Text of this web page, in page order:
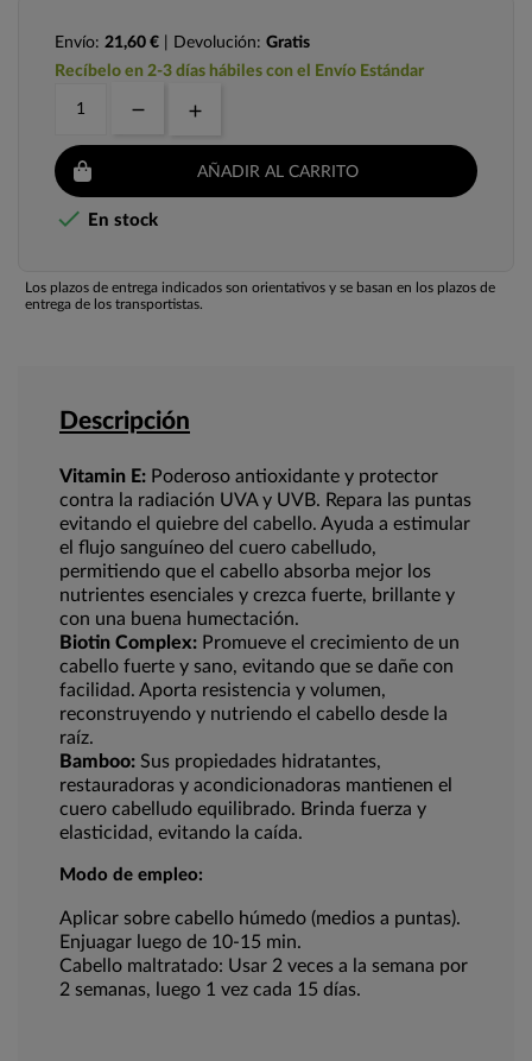
Envío: 21,60 € | Devolución: Gratis
Recíbelo en 2-3 días hábiles con el Envío Estándar
AÑADIR AL CARRITO
 En stock
Los plazos de entrega indicados son orientativos y se basan en los plazos de
entrega de los transportistas.
Descripción
Vitamin E: Poderoso antioxidante y protector
contra la radiación UVA y UVB. Repara las puntas
evitando el quiebre del cabello. Ayuda a estimular
el flujo sanguíneo del cuero cabelludo,
permitiendo que el cabello absorba mejor los
nutrientes esenciales y crezca fuerte, brillante y
con una buena humectación.
Biotin Complex: Promueve el crecimiento de un
cabello fuerte y sano, evitando que se dañe con
facilidad. Aporta resistencia y volumen,
reconstruyendo y nutriendo el cabello desde la
raíz.
Bamboo: Sus propiedades hidratantes,
restauradoras y acondicionadoras mantienen el
cuero cabelludo equilibrado. Brinda fuerza y
elasticidad, evitando la caída.
Modo de empleo:
Aplicar sobre cabello húmedo (medios a puntas).
Enjuagar luego de 10-15 min.
Cabello maltratado: Usar 2 veces a la semana por
2 semanas, luego 1 vez cada 15 días.